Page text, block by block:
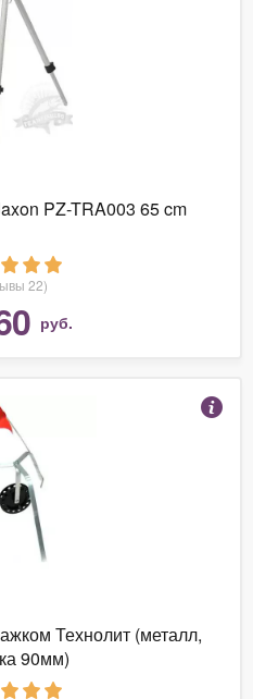
PZ-TRA003 65 cm
22)
руб.
Технолит (металл,
90мм)